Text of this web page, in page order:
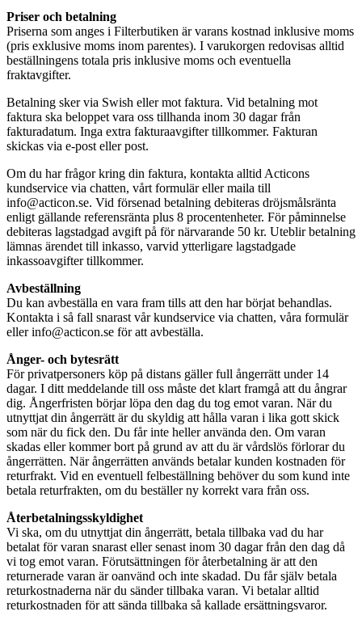
Priser och betalning
Priserna som anges i Filterbutiken är varans kostnad inklusive moms
(pris exklusive moms inom parentes). I varukorgen redovisas alltid
beställningens totala pris inklusive moms och eventuella
fraktavgifter.
Betalning sker via Swish eller mot faktura. Vid betalning mot
faktura ska beloppet vara oss tillhanda inom 30 dagar från
fakturadatum. Inga extra fakturaavgifter tillkommer. Fakturan
skickas via e-post eller post.
Om du har frågor kring din faktura, kontakta alltid Acticons
kundservice via chatten, vårt formulär eller maila till
info@acticon.se. Vid försenad betalning debiteras dröjsmålsränta
enligt gällande referensränta plus 8 procentenheter. För påminnelse
debiteras lagstadgad avgift på för närvarande 50 kr. Uteblir betalning
lämnas ärendet till inkasso, varvid ytterligare lagstadgade
inkassoavgifter tillkommer.
Avbeställning
Du kan avbeställa en vara fram tills att den har börjat behandlas.
Kontakta i så fall snarast vår kundservice via chatten, våra formulär
eller info@acticon.se för att avbeställa.
Ånger- och bytesrätt
För privatpersoners köp på distans gäller full ångerrätt under 14
dagar. I ditt meddelande till oss måste det klart framgå att du ångrar
dig. Ångerfristen börjar löpa den dag du tog emot varan. När du
utnyttjat din ångerrätt är du skyldig att hålla varan i lika gott skick
som när du fick den. Du får inte heller använda den. Om varan
skadas eller kommer bort på grund av att du är vårdslös förlorar du
ångerrätten. När ångerrätten används betalar kunden kostnaden för
returfrakt. Vid en eventuell felbeställning behöver du som kund inte
betala returfrakten, om du beställer ny korrekt vara från oss.
Återbetalningsskyldighet
Vi ska, om du utnyttjat din ångerrätt, betala tillbaka vad du har
betalat för varan snarast eller senast inom 30 dagar från den dag då
vi tog emot varan. Förutsättningen för återbetalning är att den
returnerade varan är oanvänd och inte skadad. Du får själv betala
returkostnaderna när du sänder tillbaka varan. Vi betalar alltid
returkostnaden för att sända tillbaka så kallade ersättningsvaror.